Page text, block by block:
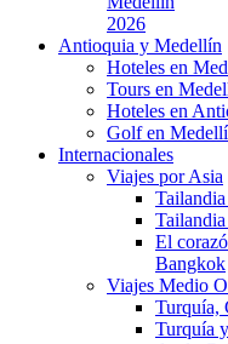
2026
Antioquia y Medellín
Hoteles en
Tours en
Hoteles en
Golf en
Internacionales
Viajes por Asia
El
Bangkok
Viajes Medio
Turquía,
Turquía